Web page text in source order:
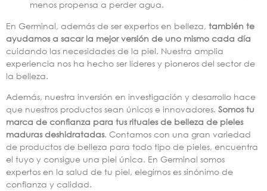
menos propensa a perder agua.
En Germinal, además de ser expertos en belleza, también te
ayudamos a sacar la mejor versión de uno mismo cada día
cuidando las necesidades de la piel. Nuestra amplia
experiencia nos ha hecho ser líderes y pioneros del sector de
la belleza.
Además, nuestra inversión en investigación y desarrollo hace
que nuestros productos sean únicos e innovadores. Somos tu
marca de confianza para tus rituales de belleza de pieles
maduras deshidratadas. Contamos con una gran variedad
de productos de belleza para todo tipo de pieles, encuentra
el tuyo y consigue una piel única. En Germinal somos
expertos en la salud de tu piel, elegirnos es sinónimo de
confianza y calidad.